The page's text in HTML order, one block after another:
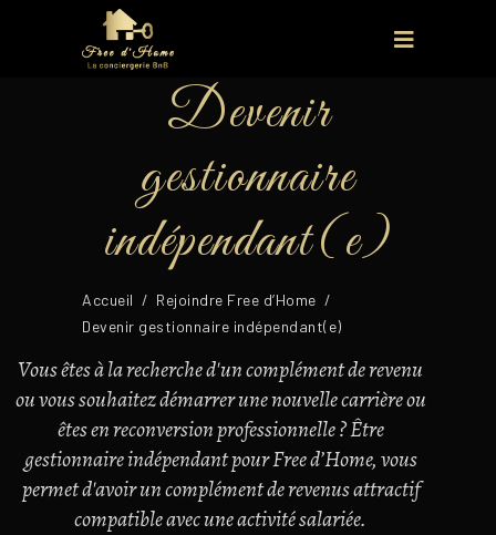
Devenir
gestionnaire
indépendant(e)
Accueil / Rejoindre Free d’Home /
Devenir gestionnaire indépendant(e)
Vous êtes à la recherche d'un complément de revenu
ou vous souhaitez démarrer une nouvelle carrière ou
êtes en reconversion professionnelle ? Être
gestionnaire indépendant pour Free d’Home, vous
permet d'avoir un complément de revenus attractif
compatible avec une activité salariée.